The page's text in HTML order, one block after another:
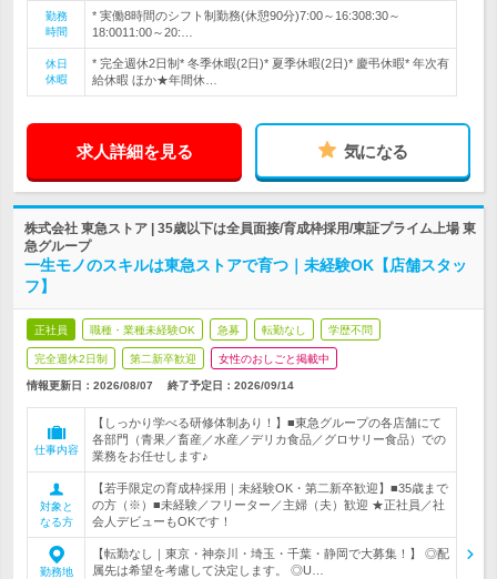
勤務
時間
* 実働8時間のシフト制勤務(休憩90分)7:00～16:308:30～
18:0011:00～20:…
休日
休暇
* 完全週休2日制* 冬季休暇(2日)* 夏季休暇(2日)* 慶弔休暇* 年次有
給休暇 ほか★年間休…
求人詳細を見る 気になる
株式会社 東急ストア | 35歳以下は全員面接/育成枠採用/東証プライム上場 東
急グループ
一生モノのスキルは東急ストアで育つ｜未経験OK【店舗スタッ
フ】
正社員 職種・業種未経験OK 急募 転勤なし 学歴不問
完全週休2日制 第二新卒歓迎 女性のおしごと掲載中
情報更新日：2026/08/07 終了予定日： 2026/09/14
仕事内容
【しっかり学べる研修体制あり！】■東急グループの各店舗にて
各部門（青果／畜産／水産／デリカ食品／グロサリー食品）での
業務をお任せします♪
対象と
なる方
【若手限定の育成枠採用｜未経験OK・第二新卒歓迎】■35歳まで
の方（※）■未経験／フリーター／主婦（夫）歓迎 ★正社員／社
会人デビューもOKです！
勤務地
【転勤なし｜東京・神奈川・埼玉・千葉・静岡で大募集！】 ◎配
属先は希望を考慮して決定します。 ◎U…